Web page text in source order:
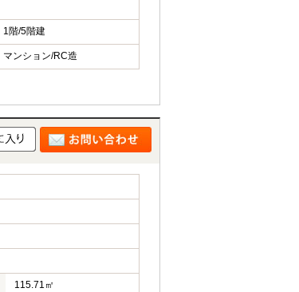
1階/5階建
マンション/RC造
115.71㎡